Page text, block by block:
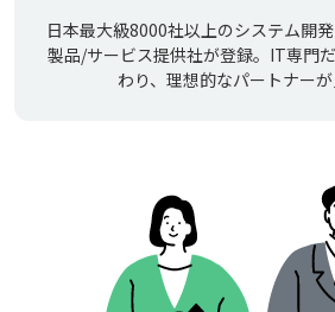
日本最大級8000社以上のシステム開
製品/サービス提供社が登録。IT専門
わり、理想的なパートナーが